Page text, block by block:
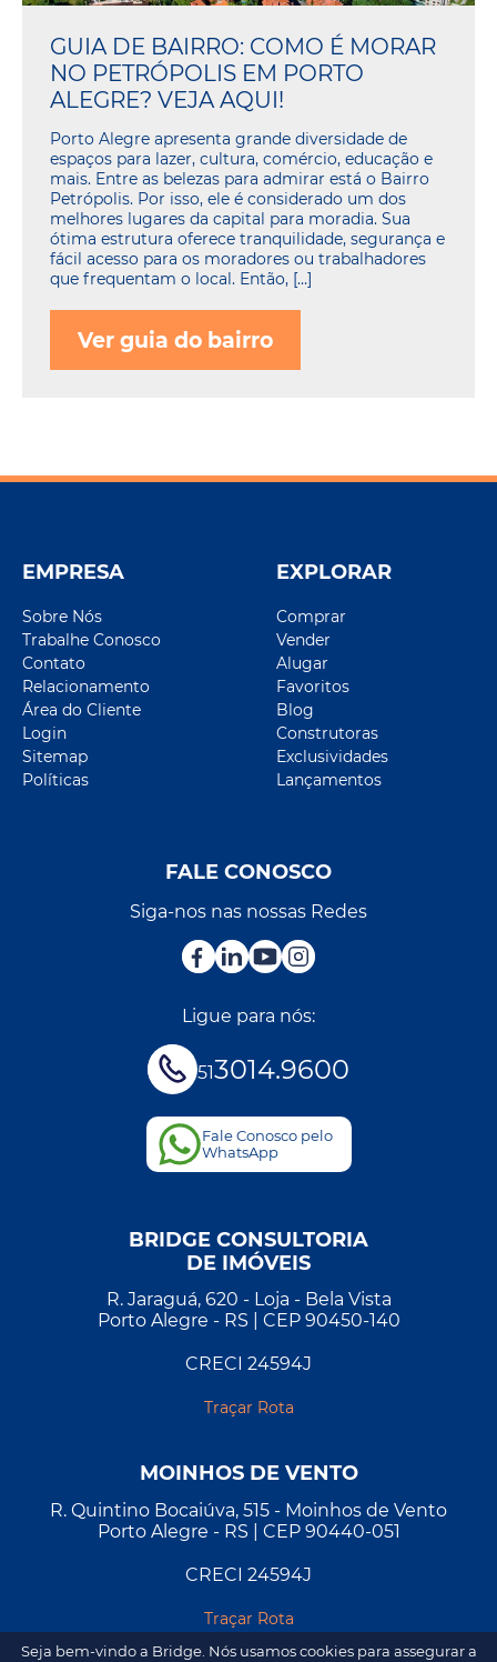
GUIA DE BAIRRO: COMO É MORAR
NO PETRÓPOLIS EM PORTO
ALEGRE? VEJA AQUI!
Porto Alegre apresenta grande diversidade de
espaços para lazer, cultura, comércio, educação e
mais. Entre as belezas para admirar está o Bairro
Petrópolis. Por isso, ele é considerado um dos
melhores lugares da capital para moradia. Sua
ótima estrutura oferece tranquilidade, segurança e
fácil acesso para os moradores ou trabalhadores
que frequentam o local. Então, […]
Ver guia do bairro
EMPRESA
Sobre Nós
Trabalhe Conosco
Contato
Relacionamento
Área do Cliente
Login
Sitemap
Políticas
EXPLORAR
Comprar
Vender
Alugar
Favoritos
Blog
Construtoras
Exclusividades
Lançamentos
FALE CONOSCO
Siga-nos nas nossas Redes
Ligue para nós:
513014.9600
Fale Conosco pelo
WhatsApp
BRIDGE CONSULTORIA
DE IMÓVEIS
R. Jaraguá, 620 - Loja - Bela Vista
Porto Alegre - RS | CEP 90450-140
CRECI 24594J
Traçar Rota
MOINHOS DE VENTO
R. Quintino Bocaiúva, 515 - Moinhos de Vento
Porto Alegre - RS | CEP 90440-051
CRECI 24594J
Traçar Rota
Seja bem-vindo a Bridge. Nós usamos cookies para assegurar a